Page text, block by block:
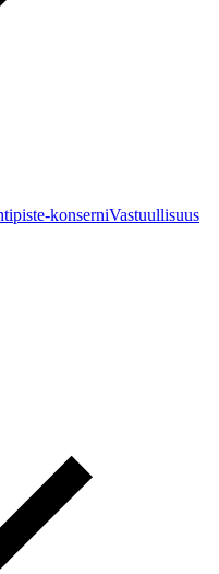
konserniVastuullisuus